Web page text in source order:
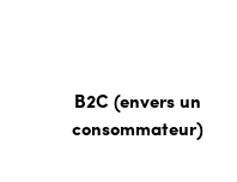
B2C (envers un
consommateur)